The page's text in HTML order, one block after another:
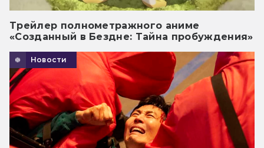
Трейлер полнометражного аниме
«Созданный в Бездне: Тайна пробуждения»
Новости